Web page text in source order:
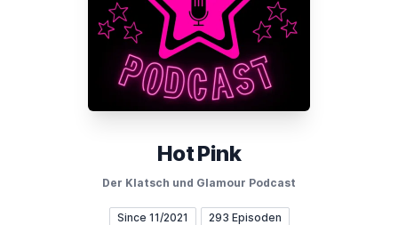
Hot Pink
Der Klatsch und Glamour Podcast
Since 11/2021 293 Episoden